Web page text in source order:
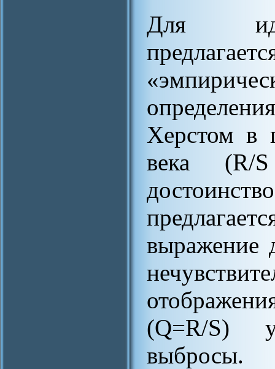
Для
Херстом в
века (R/
выражение
(Q=R/S)
выбросы.